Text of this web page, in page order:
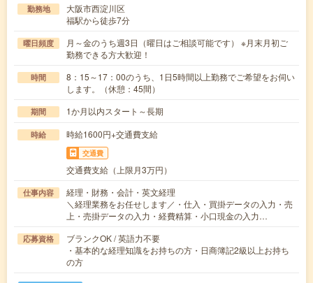
勤務地
大阪市西淀川区
福駅から徒歩7分
曜日頻度
月～金のうち週3日（曜日はご相談可能です） ※月末月初ご
勤務できる方大歓迎！
時間
8：15～17：00のうち、1日5時間以上勤務でご希望をお伺い
します。（休憩：45間）
期間 1か月以内スタート～長期
時給 時給1600円+交通費支給
交通費
交通費支給（上限月3万円）
仕事内容
経理・財務・会計・英文経理
＼経理業務をお任せします／・仕入・買掛データの入力・売
上・売掛データの入力・経費精算・小口現金の入力…
応募資格
ブランクOK / 英語力不要
・基本的な経理知識をお持ちの方・日商簿記2級以上お持ち
の方